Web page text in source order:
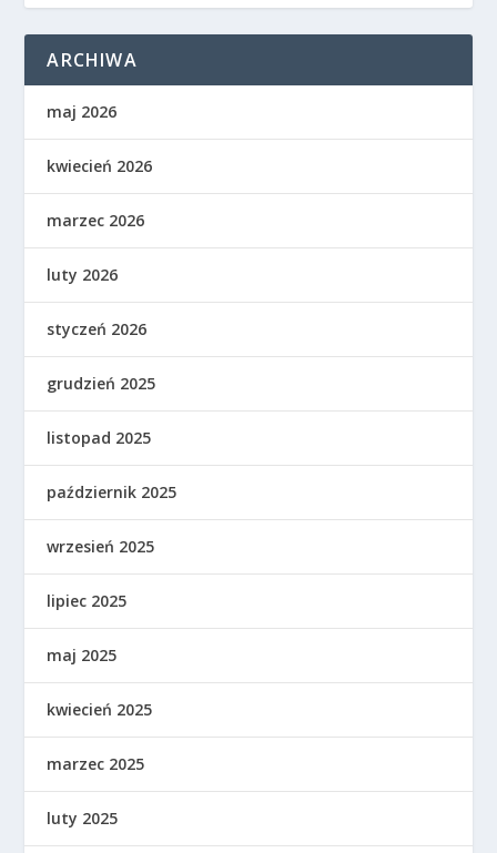
ARCHIWA
maj 2026
kwiecień 2026
marzec 2026
luty 2026
styczeń 2026
grudzień 2025
listopad 2025
październik 2025
wrzesień 2025
lipiec 2025
maj 2025
kwiecień 2025
marzec 2025
luty 2025